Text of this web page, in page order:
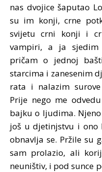
nas dvojice šaputao
su im konji, crne
svijetu crni konji i
vampiri, a ja
pričam o jednoj
starcima i zanesenim
rata i nalazim
Prije nego me
bajku o ljudima.
još u djetinjstvu i ono
obnavlja se. Pržile su
sam prolazio, ali
neuništiv, i pod sunce